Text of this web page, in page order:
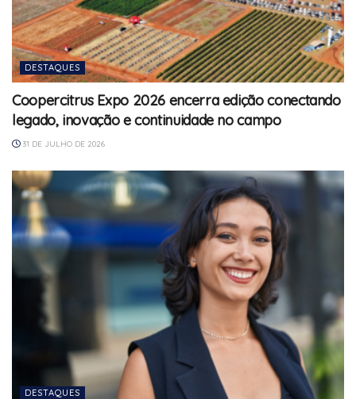
DESTAQUES
Coopercitrus Expo 2026 encerra edição conectando
legado, inovação e continuidade no campo
31 DE JULHO DE 2026
DESTAQUES